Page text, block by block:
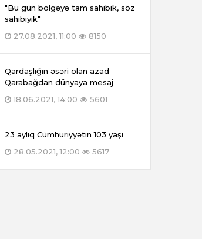
"Bu gün bölgəyə tam sahibik, söz
sahibiyik"
27.08.2021, 11:00
8150
Qardaşlığın əsəri olan azad
Qarabağdan dünyaya mesaj
18.06.2021, 14:00
5601
23 aylıq Cümhuriyyətin 103 yaşı
28.05.2021, 12:00
5617